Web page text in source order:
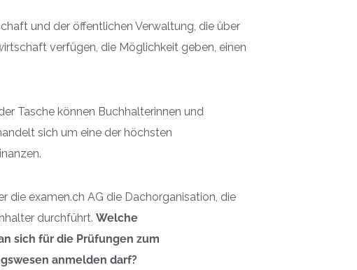
und der öffentlichen Verwaltung, die über
verfügen, die Möglichkeit geben, einen
Tasche können Buchhalterinnen und
sich um eine der höchsten
die examen.ch AG die Dachorganisation, die
durchführt. Welche
sich für die Prüfungen zum
anmelden darf?